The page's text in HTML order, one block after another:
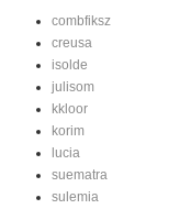
combfiksz
creusa
isolde
julisom
kkloor
korim
lucia
suematra
sulemia